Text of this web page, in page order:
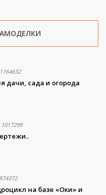
1164632
дачи, сада и огорода
1017299
874372
на базе «Оки» и